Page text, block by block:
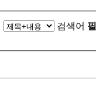
검색어